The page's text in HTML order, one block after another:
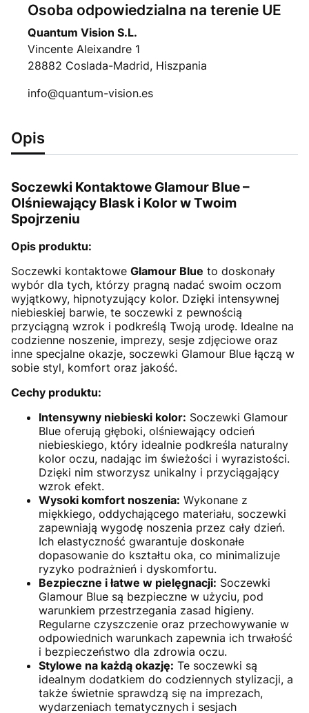
Osoba odpowiedzialna na terenie UE
Quantum Vision S.L.
Vincente Aleixandre 1
28882 Coslada-Madrid, Hiszpania
info@quantum-vision.es
Opis
Soczewki Kontaktowe Glamour Blue –
Olśniewający Blask i Kolor w Twoim
Spojrzeniu
Opis produktu:
Soczewki kontaktowe Glamour Blue to doskonały
wybór dla tych, którzy pragną nadać swoim oczom
wyjątkowy, hipnotyzujący kolor. Dzięki intensywnej
niebieskiej barwie, te soczewki z pewnością
przyciągną wzrok i podkreślą Twoją urodę. Idealne na
codzienne noszenie, imprezy, sesje zdjęciowe oraz
inne specjalne okazje, soczewki Glamour Blue łączą w
sobie styl, komfort oraz jakość.
Cechy produktu:
Intensywny niebieski kolor: Soczewki Glamour
Blue oferują głęboki, olśniewający odcień
niebieskiego, który idealnie podkreśla naturalny
kolor oczu, nadając im świeżości i wyrazistości.
Dzięki nim stworzysz unikalny i przyciągający
wzrok efekt.
Wysoki komfort noszenia: Wykonane z
miękkiego, oddychającego materiału, soczewki
zapewniają wygodę noszenia przez cały dzień.
Ich elastyczność gwarantuje doskonałe
dopasowanie do kształtu oka, co minimalizuje
ryzyko podrażnień i dyskomfortu.
Bezpieczne i łatwe w pielęgnacji: Soczewki
Glamour Blue są bezpieczne w użyciu, pod
warunkiem przestrzegania zasad higieny.
Regularne czyszczenie oraz przechowywanie w
odpowiednich warunkach zapewnia ich trwałość
i bezpieczeństwo dla zdrowia oczu.
Stylowe na każdą okazję: Te soczewki są
idealnym dodatkiem do codziennych stylizacji, a
także świetnie sprawdzą się na imprezach,
wydarzeniach tematycznych i sesjach